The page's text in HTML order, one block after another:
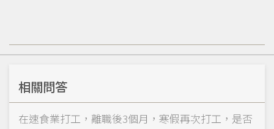
相關問答
在速食業打工，離職後3個月，寒假再次打工，是否